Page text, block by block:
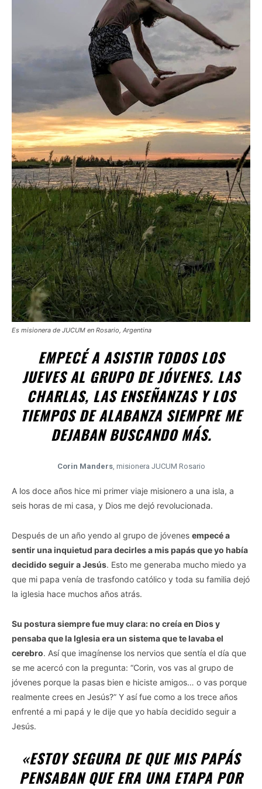
Es misionera de JUCUM en Rosario, Argentina
EMPECÉ A ASISTIR TODOS LOS
JUEVES AL GRUPO DE JÓVENES. LAS
CHARLAS, LAS ENSEÑANZAS Y LOS
TIEMPOS DE ALABANZA SIEMPRE ME
DEJABAN BUSCANDO MÁS.
Corin Manders, misionera JUCUM Rosario
A los doce años hice mi primer viaje misionero a una isla, a
seis horas de mi casa, y Dios me dejó revolucionada.
Después de un año yendo al grupo de jóvenes empecé a
sentir una inquietud para decirles a mis papás que yo había
decidido seguir a Jesús. Esto me generaba mucho miedo ya
que mi papa venía de trasfondo católico y toda su familia dejó
la iglesia hace muchos años atrás.
Su postura siempre fue muy clara: no creía en Dios y
pensaba que la Iglesia era un sistema que te lavaba el
cerebro. Así que imagínense los nervios que sentía el día que
se me acercó con la pregunta: “Corin, vos vas al grupo de
jóvenes porque la pasas bien e hiciste amigos… o vas porque
realmente crees en Jesús?” Y así fue como a los trece años
enfrenté a mi papá y le dije que yo había decidido seguir a
Jesús.
«ESTOY SEGURA DE QUE MIS PAPÁS
PENSABAN QUE ERA UNA ETAPA POR